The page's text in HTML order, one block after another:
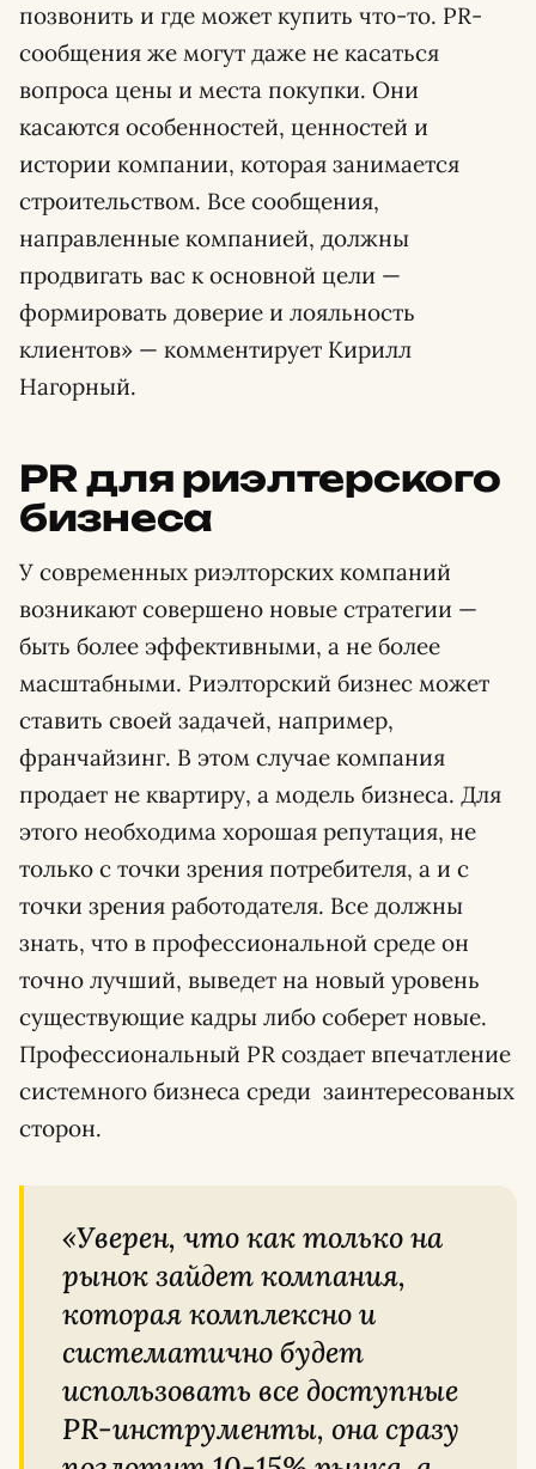
позвонить и где может купить что-то. PR-
сообщения же могут даже не касаться
вопроса цены и места покупки. Они
касаются особенностей, ценностей и
истории компании, которая занимается
строительством. Все сообщения,
направленные компанией, должны
продвигать вас к основной цели —
формировать доверие и лояльность
клиентов» — комментирует Кирилл
Нагорный.
PR для риэлтерского
бизнеса
У современных риэлторских компаний
возникают совершено новые стратегии —
быть более эффективными, а не более
масштабными. Риэлторский бизнес может
ставить своей задачей, например,
франчайзинг. В этом случае компания
продает не квартиру, а модель бизнеса. Для
этого необходима хорошая репутация, не
только с точки зрения потребителя, а и с
точки зрения работодателя. Все должны
знать, что в профессиональной среде он
точно лучший, выведет на новый уровень
существующие кадры либо соберет новые.
Профессиональный PR создает впечатление
системного бизнеса среди заинтересованых
сторон.
«Уверен, что как только на
рынок зайдет компания,
которая комплексно и
систематично будет
использовать все доступные
PR-инструменты, она сразу